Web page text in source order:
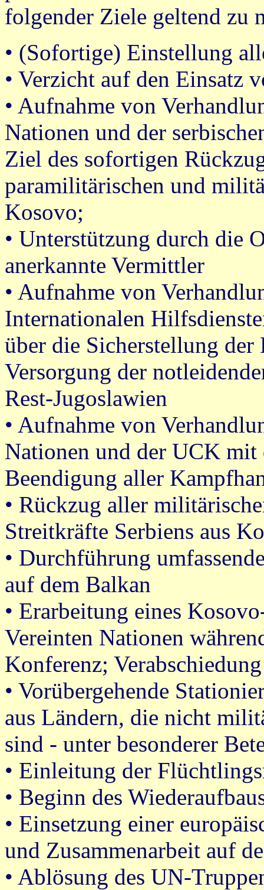
folgender Ziele geltend zu
• (Sofortige) Einstellung
• Verzicht auf den Einsatz
• Aufnahme von
Nationen und der
Ziel des sofortigen
paramilitärischen und
Kosovo;
• Unterstützung durch die
anerkannte Vermittler
• Aufnahme von
Internationalen
über die Sicherstellung
Versorgung der
Rest-Jugoslawien
• Aufnahme von
Nationen und der UCK
Beendigung aller
• Rückzug aller
Streitkräfte Serbiens aus
• Durchführung
auf dem Balkan
• Erarbeitung eines
Vereinten Nationen
Konferenz;
• Vorübergehende
aus Ländern, die nicht
sind - unter besonderer
• Einleitung der
• Beginn des
• Einsetzung einer
und Zusammenarbeit auf
• Ablösung des UN-